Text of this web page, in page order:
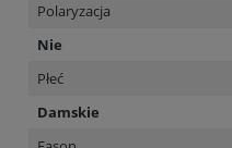
Polaryzacja
Nie
Płeć
Damskie